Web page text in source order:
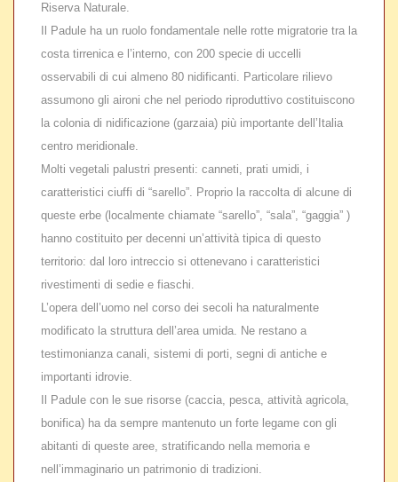
Riserva Naturale.
Il Padule ha un ruolo fondamentale nelle rotte migratorie tra la
costa tirrenica e l’interno, con 200 specie di uccelli
osservabili di cui almeno 80 nidificanti. Particolare rilievo
assumono gli aironi che nel periodo riproduttivo costituiscono
la colonia di nidificazione (garzaia) più importante dell’Italia
centro meridionale.
Molti vegetali palustri presenti: canneti, prati umidi, i
caratteristici ciuffi di “sarello”. Proprio la raccolta di alcune di
queste erbe (localmente chiamate “sarello”, “sala”, “gaggia” )
hanno costituito per decenni un’attività tipica di questo
territorio: dal loro intreccio si ottenevano i caratteristici
rivestimenti di sedie e fiaschi.
L’opera dell’uomo nel corso dei secoli ha naturalmente
modificato la struttura dell’area umida. Ne restano a
testimonianza canali, sistemi di porti, segni di antiche e
importanti idrovie.
Il Padule con le sue risorse (caccia, pesca, attività agricola,
bonifica) ha da sempre mantenuto un forte legame con gli
abitanti di queste aree, stratificando nella memoria e
nell’immaginario un patrimonio di tradizioni.